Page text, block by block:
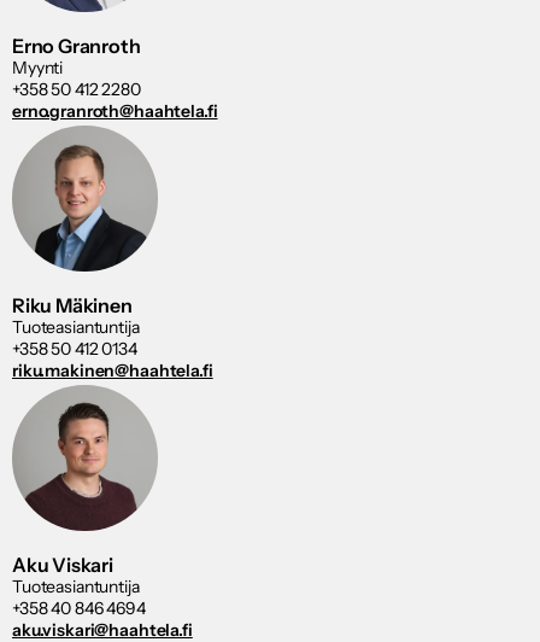
Erno Granroth
Myynti
+358 50 412 2280
erno.granroth@haahtela.fi
Riku Mäkinen
Tuoteasiantuntija
+358 50 412 0134
riku.makinen@haahtela.fi
Aku Viskari
Tuoteasiantuntija
+358 40 846 4694
aku.viskari@haahtela.fi